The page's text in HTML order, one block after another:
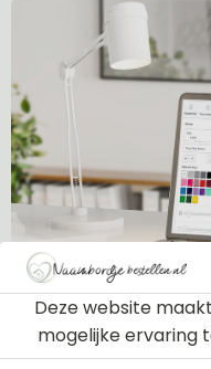
Deze website
mogelijke ervaring